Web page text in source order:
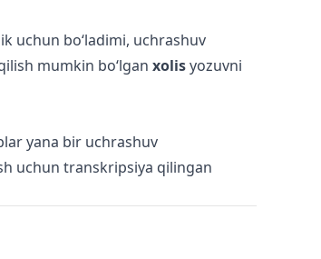
uchun bo‘ladimi, uchrashuv
mumkin bo‘lgan xolisyozuvni
yana bir uchrashuv
uchun transkripsiya qilingan